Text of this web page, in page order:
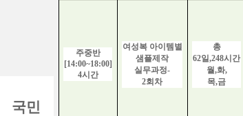
국민
주중반
[14:00~18:00]
4시간
여성복 아이템별
샘플제작
실무과정-
2회차
총
62일,248시간
월,화,
목,금